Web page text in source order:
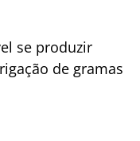
se produzir
de gramas